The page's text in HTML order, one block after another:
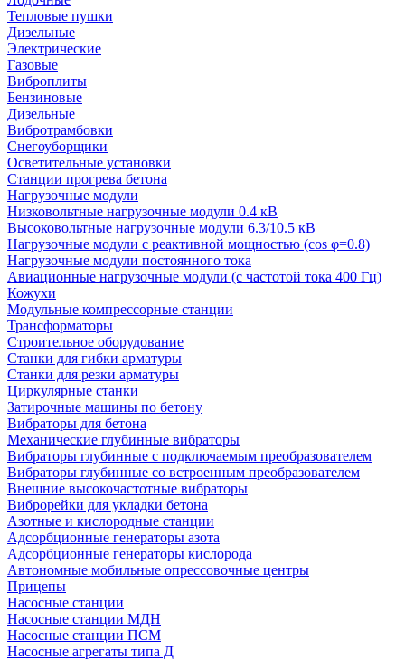
Тепловые пушки
Дизельные
Электрические
Газовые
Виброплиты
Бензиновые
Дизельные
Вибротрамбовки
Снегоуборщики
Осветительные установки
Станции прогрева бетона
Нагрузочные модули
Низковольтные нагрузочные модули 0.4 кВ
Высоковольтные нагрузочные модули 6.3/10.5 кВ
Нагрузочные модули с реактивной мощностью (cos φ=0.8)
Нагрузочные модули постоянного тока
Авиационные нагрузочные модули (с частотой тока 400 Гц)
Кожухи
Модульные компрессорные станции
Трансформаторы
Строительное оборудование
Станки для гибки арматуры
Станки для резки арматуры
Циркулярные станки
Затирочные машины по бетону
Вибраторы для бетона
Механические глубинные вибраторы
Вибраторы глубинные с подключаемым преобразователем
Вибраторы глубинные со встроенным преобразователем
Внешние высокочастотные вибраторы
Виброрейки для укладки бетона
Азотные и кислородные станции
Адсорбционные генераторы азота
Адсорбционные генераторы кислорода
Автономные мобильные опрессовочные центры
Прицепы
Насосные станции
Насосные станции МДН
Насосные станции ПСМ
Насосные агрегаты типа Д